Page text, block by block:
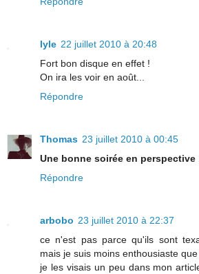
lyle 22 juillet 2010 à 20:48
Fort bon disque en effet !
On ira les voir en août...
Répondre
Thomas 23 juillet 2010 à 00:45
Une bonne soirée en perspective
Répondre
arbobo 23 juillet 2010 à 22:37
ce n'est pas parce qu'ils sont
mais je suis moins enthousiaste que
je les visais un peu dans mon